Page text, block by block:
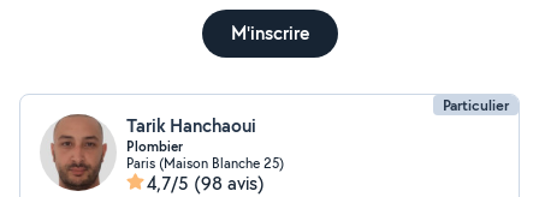
M'inscrire
Particulier
Tarik Hanchaoui
Plombier
Paris (Maison Blanche 25)
4,7/5 (98 avis)